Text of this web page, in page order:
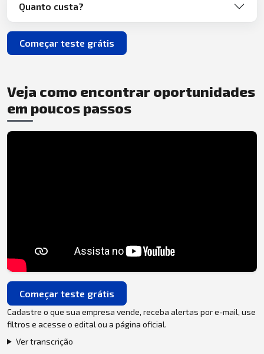
Quanto custa?
Começar teste grátis
Veja como encontrar oportunidades
em poucos passos
Começar teste grátis
Cadastre o que sua empresa vende, receba alertas por e-mail, use
filtros e acesse o edital ou a página oficial.
Ver transcrição